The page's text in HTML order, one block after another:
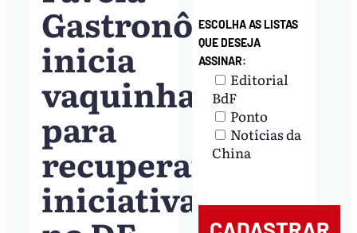
Gastronômica
inicia
vaquinha
para
recuperar
iniciativa
ESCOLHA AS LISTAS
QUE DESEJA
ASSINAR:
Editorial
BdF
Ponto
Notícias da
China